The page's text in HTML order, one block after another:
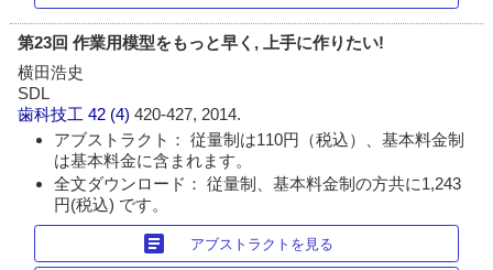
第23回 作業用模型をもっと早く, 上手に作りたい!
横田浩史
SDL
歯科技工 42 (4)420-427, 2014.
アブストラクト： 従量制は110円（税込）、基本料金制
は基本料金に含まれます。
全文ダウンロード： 従量制、基本料金制の方共に1,243
円(税込) です。
article アブストラクトを見る